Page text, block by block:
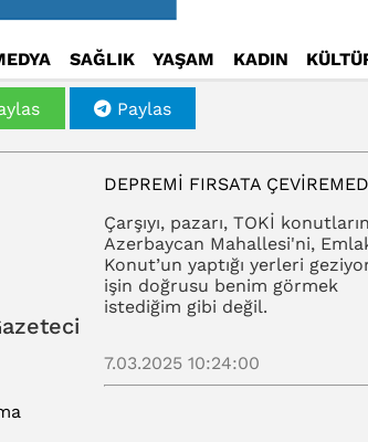
SAĞLIK YAŞAM KADIN
Paylas
DEPREMI FIRSATA
Çarşıyı, pazarı, TOKİ
Azerbaycan Mahallesi'ni,
Konut’un yaptığı yerleri
işin doğrusu benim görmek
istediğim gibi değil.
7.03.2025 10:24:00